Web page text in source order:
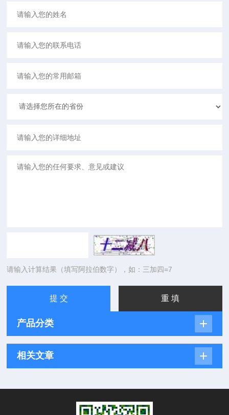
请输入计算结果（填写阿拉伯数字），如：三加四=7
产品分类
相关文章